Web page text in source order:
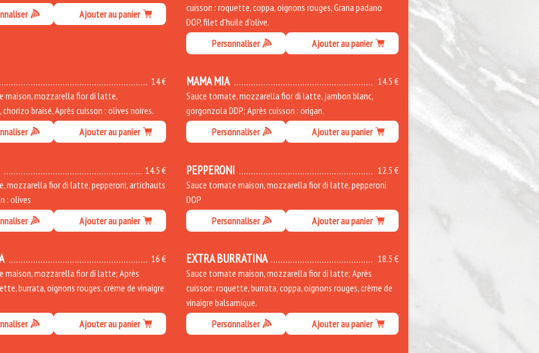
Ajouter au panier
cuisson : roquette, coppa, oignons rouges, Grana padano
DOP, filet d'huile d'olive.
Personnaliser
Ajouter au panier
14 €
maison, mozzarella fior di latte,
chorizo braisé, Après cuisson : olives noires.
Ajouter au panier
14.5 €
MAMA MIA
Sauce tomate, mozzarella fior di latte, jambon blanc,
gorgonzola DDP; Après cuisson : origan.
Personnaliser
Ajouter au panier
14.5 €
mozzarella fior di latte, pepperoni, artichauts
: olives
Ajouter au panier
12.5 €
PEPPERONI
Sauce tomate maison, mozzarella fior di latte, pepperoni
DOP
Personnaliser
Ajouter au panier
16 €
maison, mozzarella fior di latte; Après
burrata, oignons rouges, crème de vinaigre
Ajouter au panier
18.5 €
EXTRA BURRATINA
Sauce tomate maison, mozzarella fior di latte; Après
cuisson: roquette, burrata, coppa, oignons rouges, crème de
vinaigre balsamique.
Personnaliser
Ajouter au panier